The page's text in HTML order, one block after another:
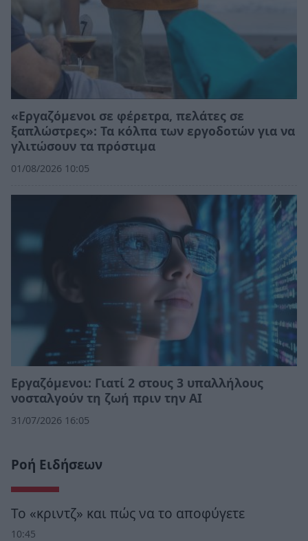
«Εργαζόμενοι σε φέρετρα, πελάτες σε
ξαπλώστρες»: Τα κόλπα των εργοδοτών για να
γλιτώσουν τα πρόστιμα
01/08/2026 10:05
Εργαζόμενοι: Γιατί 2 στους 3 υπαλλήλους
νοσταλγούν τη ζωή πριν την ΑΙ
31/07/2026 16:05
Ροή Ειδήσεων
Το «κριντζ» και πώς να το αποφύγετε
10:45